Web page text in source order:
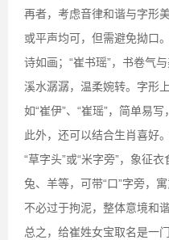
再者，考虑音律和谐与字形
或平声均可，但需避免拗口
诗如画；“崔书瑶”，书卷气
溪水潺潺，温柔婉转。字形
如“崔伊”、“崔瑶”，简单易写
此外，还可以结合生肖喜好
“草字头”或“米字旁”，象征
兔、羊等，可带“口”字旁，
不必过于拘泥，整体意境和谐
总之，给崔姓女宝取名是一